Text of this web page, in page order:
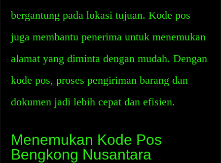
bergantung pada lokasi tujuan. Kode pos
juga membantu penerima untuk menemukan
alamat yang diminta dengan mudah. Dengan
kode pos, proses pengiriman barang dan
dokumen jadi lebih cepat dan efisien.
Menemukan Kode Pos
Bengkong Nusantara